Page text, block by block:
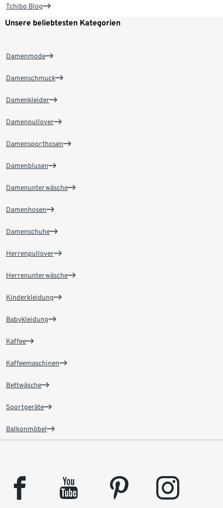
Tchibo Blog
Unsere beliebtesten Kategorien
Damenmode
Damenschmuck
Damenkleider
Damenpullover
Damensporthosen
Damenblusen
Damenunterwäsche
Damenhosen
Damenschuhe
Herrenpullover
Herrenunterwäsche
Kinderkleidung
Babykleidung
Kaffee
Kaffeemaschinen
Bettwäsche
Sportgeräte
Balkonmöbel
facebook youtube pinterest instagram